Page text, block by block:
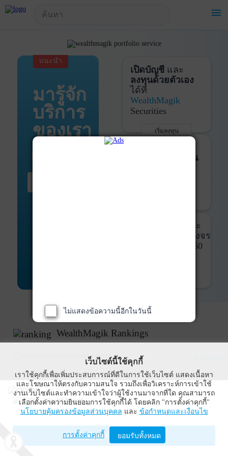
menu
แนะนำ
มารู้จัก
บริการ
ของเรา
เปิดบัญชีและ
ลงทุนด้วยตัวเอง
ได้ที่
WealthMagik
Securities
เริ่มลงทุน
ติดตามการลงทุน
และ
ที่ครบวงจร
360
WealthMagik Rankings
Top Returns
WealthMagik
Wealth Management System Limited
เปิดด้วยแอป WealthMagik
!-- Start Advertise -->
ไม่แสดงข้อความนี้อีกในวันนี้
เว็บไซต์นี้ใช้คุกกี้
เราใช้คุกกี้เพื่อเพิ่มประสบการณ์ที่ดีในการใช้เว็บไซต์ แสดงเนื้อหา
และโฆษณาให้ตรงกับความสนใจ รวมถึงเพื่อวิเคราะห์การเข้าใช้
งานเว็บไซต์และทำความเข้าใจว่าผู้ใช้งานมาจากที่ใด คุณสามารถ
เลือกตั้งค่าความยินยอมการใช้คุกกี้ได้ โดยคลิก "การตั้งค่าคุกกี้"
นโยบายคุ้มครองข้อมูลส่วนบุคคล และ ข้อกำหนดและเงื่อนไข
การตั้งค่าคุกกี้ ยอมรับทั้งหมด